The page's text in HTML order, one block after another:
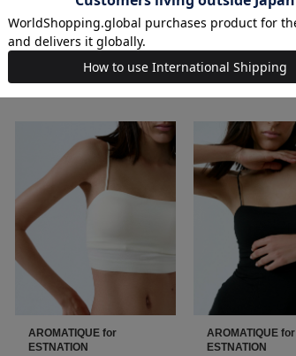
RELATED ITEM
AROMATIQUE for
ESTNATION
AROMATIQUE for
ESTNATION